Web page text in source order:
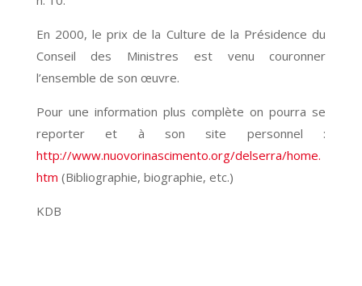
En 2000, le prix de la Culture de la Présidence du
Conseil des Ministres est venu couronner
l’ensemble de son œuvre.
Pour une information plus complète on pourra se
reporter et à son site personnel :
http://www.nuovorinascimento.org/delserra/home.
htm (Bibliographie, biographie, etc.)
KDB